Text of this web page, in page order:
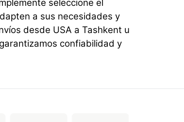
seleccione el
a sus necesidades y
desde USA a Tashkent u
confiabilidad y